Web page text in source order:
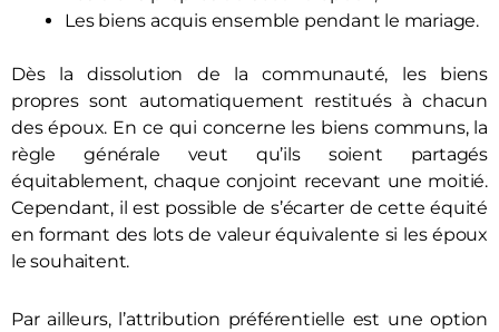
Les biens acquis ensemble pendant le mariage.
Dès la dissolution de la communauté, les biens
propres sont automatiquement restitués à chacun
des époux. En ce qui concerne les biens communs, la
règle générale veut qu’ils soient partagés
équitablement, chaque conjoint recevant une moitié.
Cependant, il est possible de s’écarter de cette équité
en formant des lots de valeur équivalente si les époux
le souhaitent.
Par ailleurs, l’attribution préférentielle est une option